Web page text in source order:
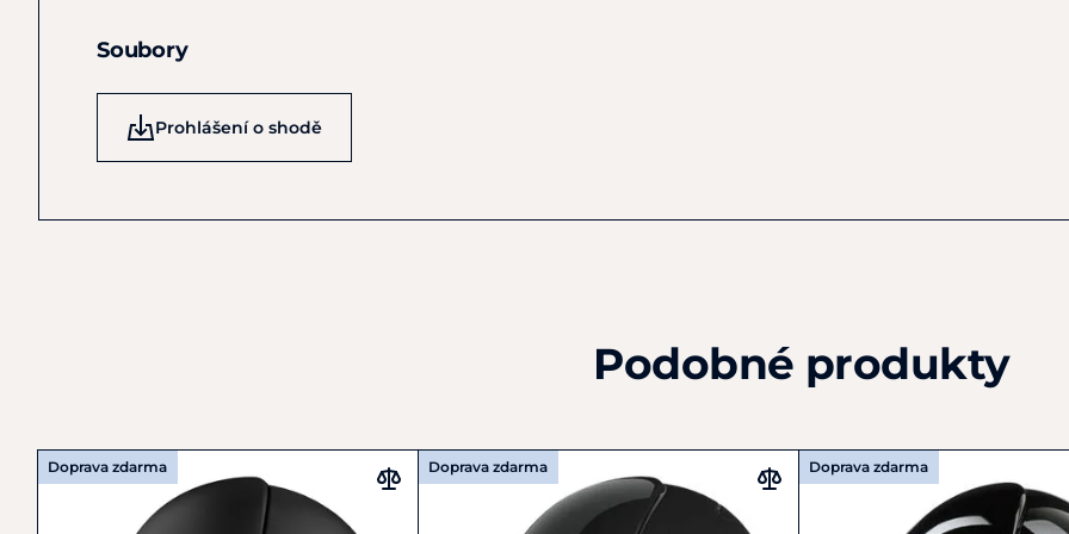
Soubory
Prohlášení o shodě
Podobné produkty
Doprava zdarma Doprava zdarma Doprava zdarma